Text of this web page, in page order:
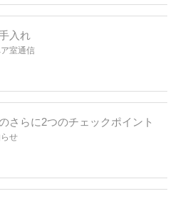
入れ
ア室通信
さらに2つのチェックポイント
せ